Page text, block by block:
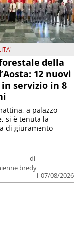
della
12 nuovi
servizio in 8
di
bredy
il 07/08/2026
a palazzo
si è tenuta la
di giuramento